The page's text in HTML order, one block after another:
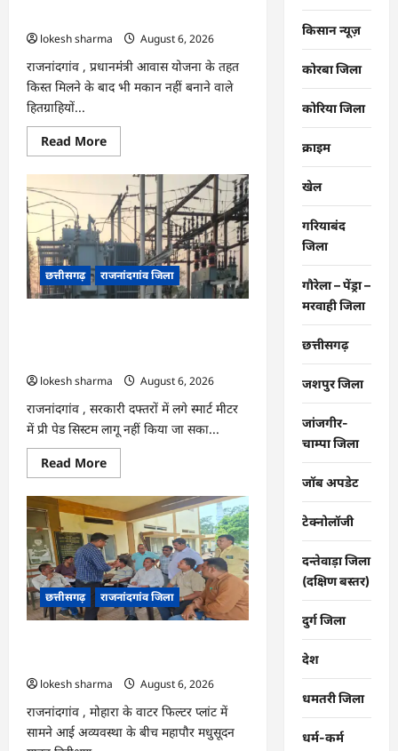
उमस
बढ़ी…
lokesh sharma
August 6, 2026
राजनांदगांव , प्रधानमंंत्री आवास योजना के तहत
किस्त मिलने के बाद भी मकान नहीं बनाने वाले
हितग्राहियों...
Read MoreRead
more
राजनांदगांव
:
किस्त
लेकर
नहीं
बनाया
आवास
145
हितग्राहियों
से
होगी
छत्तीसगढ़ राजनांदगांव जिला
lokesh sharma
August 6, 2026
राजनांदगांव , सरकारी दफ्तरों में लगे स्मार्ट मीटर
में प्री पेड सिस्टम लागू नहीं किया जा सका...
Read MoreRead
more
राजनांदगांव
:
107
करोड़
बकाया,
प्री-
पेड
व्यवस्था
में
3
माह
कंपनी…
छत्तीसगढ़ राजनांदगांव जिला
lokesh sharma
August 6, 2026
राजनांदगांव , मोहारा के वाटर फिल्टर प्लांट में
सामने आई अव्यवस्था के बीच महापौर मधुसूदन
किसान न्यूज़
कोरबा जिला
कोरिया जिला
क्राइम
खेल
गरियाबंद
जिला
गौरेला – पेंड्रा –
मरवाही जिला
छत्तीसगढ़
जशपुर जिला
जांजगीर-
चाम्पा जिला
जॉब अपडेट
टेक्नोलॉजी
दन्तेवाड़ा जिला
(दक्षिण बस्तर)
दुर्ग जिला
देश
धमतरी जिला
धर्म-कर्म